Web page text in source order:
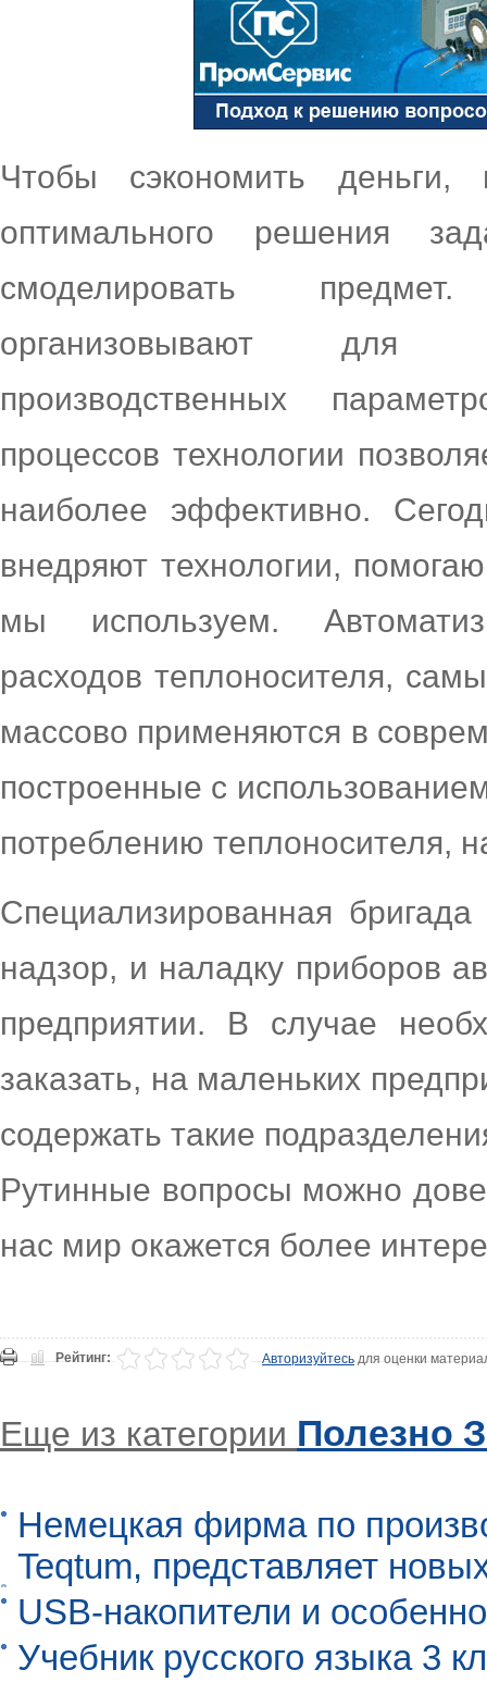
Чтобы сэкономить
оптимального решения
смоделировать
организовывают для
производственных
процессов технологии
наиболее эффективно.
внедряют технологии,
мы используем.
расходов теплоносителя,
массово применяются в
построенные с
потреблению теплоносителя,
Специализированная
надзор, и наладку приборов
предприятии. В случае
заказать, на маленьких
содержать такие
Рутинные вопросы можно
нас мир окажется более
Рейтинг: Авторизуйтесьдля оценки
Еще из категории Полезно
Немецкая фирма по
Teqtum, представляет
USB-накопители и
Учебник русского языка 3